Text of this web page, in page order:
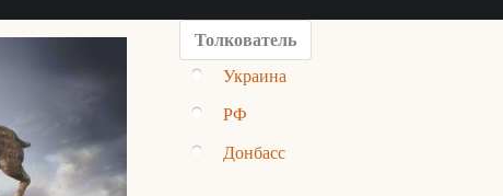
Толкователь
Украина
РФ
Донбасс